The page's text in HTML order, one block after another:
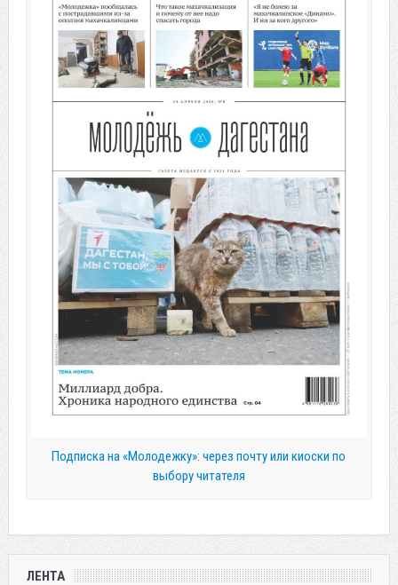
Подписка на «Молодежку»: через почту или киоски по
выбору читателя
ЛЕНТА